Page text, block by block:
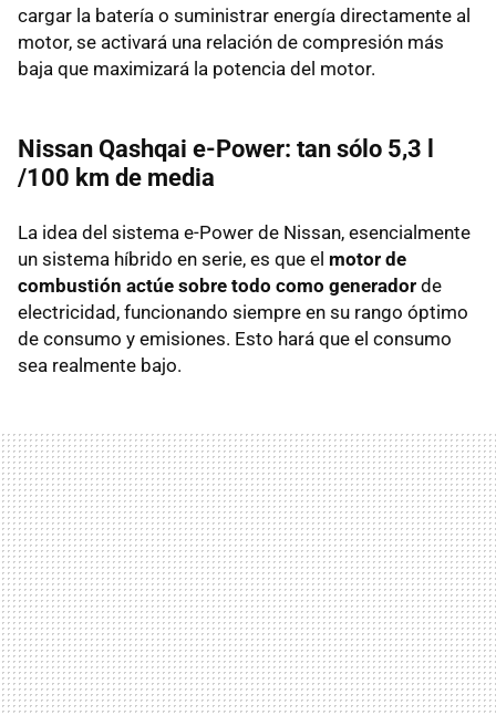
cargar la batería o suministrar energía directamente al
motor, se activará una relación de compresión más
baja que maximizará la potencia del motor.
Nissan Qashqai e-Power: tan sólo 5,3 l
/100 km de media
La idea del sistema e-Power de Nissan, esencialmente
un sistema híbrido en serie, es que el motor de
combustión actúe sobre todo como generador de
electricidad, funcionando siempre en su rango óptimo
de consumo y emisiones. Esto hará que el consumo
sea realmente bajo.